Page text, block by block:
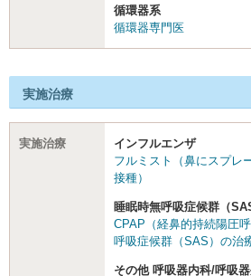
循環器系
循環器専門医
実施治療
実施治療
インフルエンザ
フルミスト（鼻にスプレ
接種）
睡眠時無呼吸症候群（
CPAP（経鼻的持続陽圧
呼吸症候群（SAS）の治
その他 呼吸器内科/呼吸